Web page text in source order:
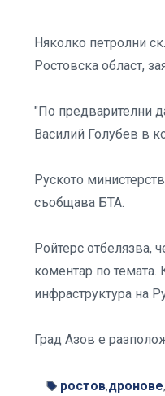
Няколко петролни
Ростовска област,
"По предварителни
Василий Голубев в
Руското
съобщава БТА.
Ройтерс отбелязва,
коментар по темата.
инфраструктура на
Град Азов е
ростов,дронове,